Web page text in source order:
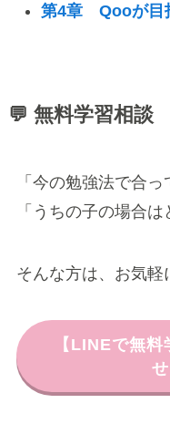
第4章 Qooが目
💬 無料学習相談
「今の勉強法で合っ
「うちの子の場合は
そんな方は、お気軽
【LINEで無